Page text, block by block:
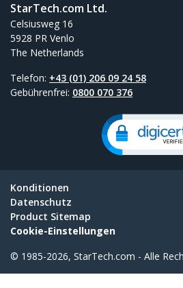
StarTech.com Ltd.
Celsiusweg 16
5928 PR Venlo
The Netherlands
Telefon: +43 (01) 206 09 24 58
Gebührenfrei: 0800 070 376
Konditionen
Datenschutz
Product Sitemap
Cookie-Einstellungen
© 1985-2026, StarTech.com - Alle